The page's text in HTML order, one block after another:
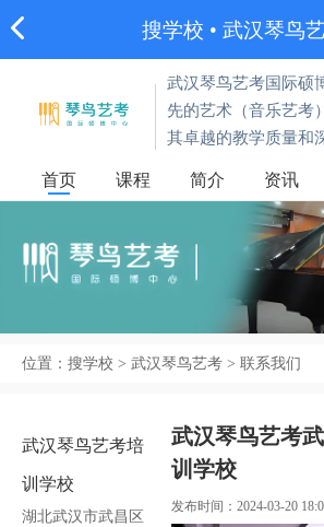
搜学校 • 武汉琴鸟
武汉琴鸟艺考国际硕
先的艺术（音乐艺考
其卓越的教学质量和
艺考和校考资讯，而
触到优质的师资资源
首页 课程 简介 资讯
位置： 搜学校 > 武汉琴鸟艺考 > 联系我们
武汉琴鸟艺考培
训学校
湖北武汉市武昌区
武汉琴鸟艺考
训学校
发布时间：2024-03-20